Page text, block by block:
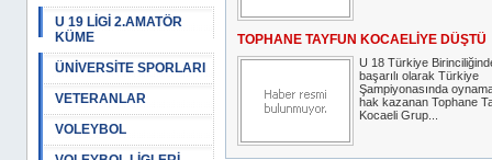
U 19 LİGİ 2.AMATÖR
KÜME
ÜNİVERSİTE SPORLARI
VETERANLAR
VOLEYBOL
TOPHANE TAYFUN KOCAELİYE DÜŞTÜ
U 18 Türkiye
başarılı olarak Türkiye
Şampiyonasında
hak kazanan Tophane
Kocaeli Grup...